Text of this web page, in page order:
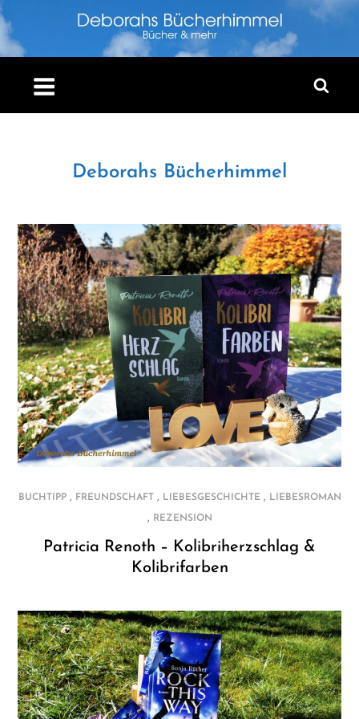
Skip
to
content
Deborahs Bücherhimmel
BUCHTIPP, FREUNDSCHAFT, LIEBESGESCHICHTE , LIEBESROMAN
, REZENSION
Patricia Renoth – Kolibriherzschlag &
Kolibrifarben